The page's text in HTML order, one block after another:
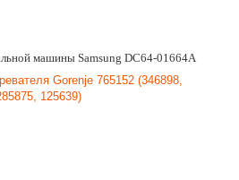
машины Samsung DC64-01664A